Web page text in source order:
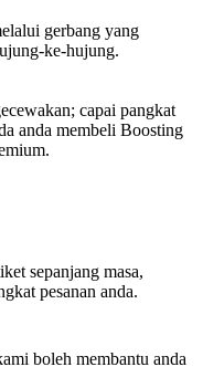
gerbang yang
ke-hujung.
capai pangkat
anda membeli Boosting
sepanjang masa,
pesanan anda.
boleh membantu anda